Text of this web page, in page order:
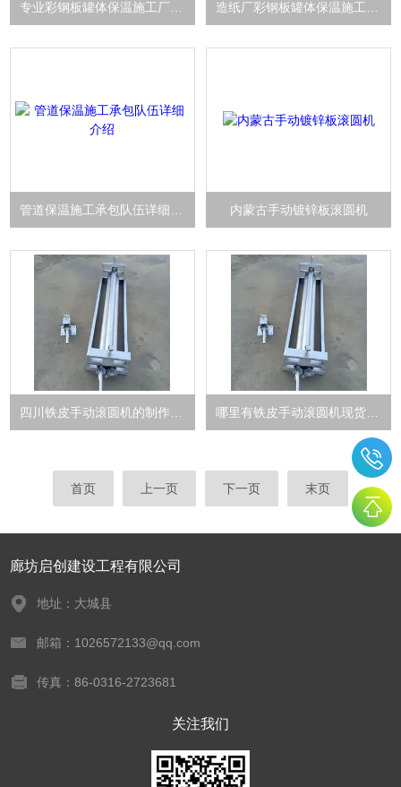
内蒙古手动镀锌板滚圆机
哪里有铁皮手动滚圆机现货销售
首页 上一页 下一页 末页
廊坊启创建设工程有限公司
地址：大城县
邮箱：1026572133@qq.com
传真：86-0316-2723681
关注我们